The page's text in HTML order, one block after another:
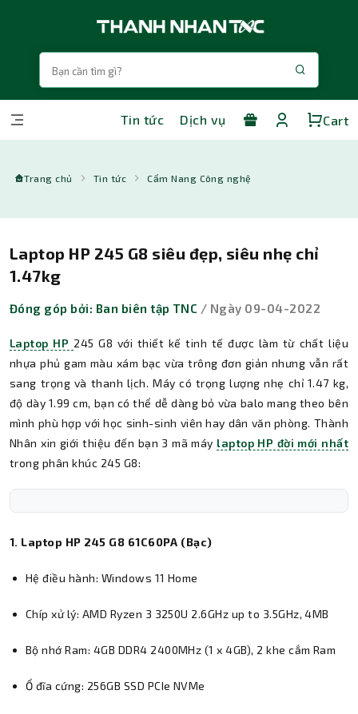
Tin tức Dịch vụ Cart
Trang chủ Tin tức Cẩm Nang Công nghệ
Laptop HP 245 G8 siêu đẹp, siêu nhẹ chỉ
1.47kg
Đóng góp bởi: Ban biên tập TNC / Ngày 09-04-2022
Laptop HP 245 G8 với thiết kế tinh tế được làm từ chất liệu
nhựa phủ gam màu xám bạc vừa trông đơn giản nhưng vẫn rất
sang trọng và thanh lịch. Máy có trọng lượng nhẹ chỉ 1.47 kg,
độ dày 1.99 cm, bạn có thể dễ dàng bỏ vừa balo mang theo bên
mình phù hợp với học sinh-sinh viên hay dân văn phòng. Thành
Nhân xin giới thiệu đến bạn 3 mã máy laptop HP đời mới nhất
trong phân khúc 245 G8:
1. Laptop HP 245 G8 61C60PA (Bạc)
Hệ điều hành: Windows 11 Home
Chíp xử lý: AMD Ryzen 3 3250U 2.6GHz up to 3.5GHz, 4MB
Bộ nhớ Ram: 4GB DDR4 2400MHz (1 x 4GB), 2 khe cắm Ram
Ổ đĩa cứng: 256GB SSD PCIe NVMe